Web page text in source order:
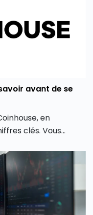
avant de se
en
clés. Vous
et comment
vous permet de
en monnaie